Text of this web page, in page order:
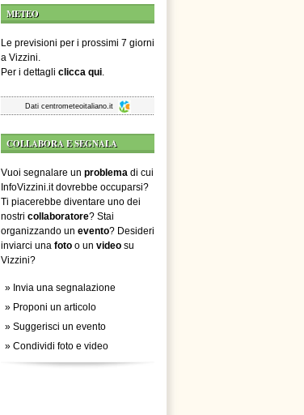
METEO
Le previsioni per i prossimi 7 giorni
a Vizzini.
Per i dettagli clicca qui.
Dati centrometeoitaliano.it
COLLABORA E SEGNALA
Vuoi segnalare un problema di cui
InfoVizzini.it dovrebbe occuparsi?
Ti piacerebbe diventare uno dei
nostri collaboratore? Stai
organizzando un evento? Desideri
inviarci una foto o un video su
Vizzini?
» Invia una segnalazione
» Proponi un articolo
» Suggerisci un evento
» Condividi foto e video